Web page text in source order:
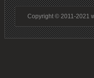
Copyright © 2011-2021